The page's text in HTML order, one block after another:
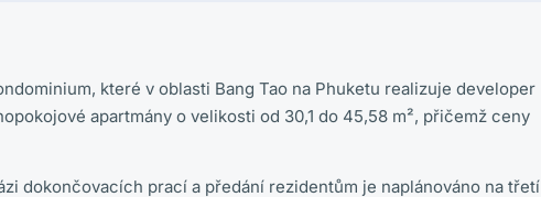
které v oblasti Bang Tao na Phuketu realizuje developer
apartmány o velikosti od 30,1 do 45,58 m², přičemž ceny
dokončovacích prací a předání rezidentům je naplánováno na třetí